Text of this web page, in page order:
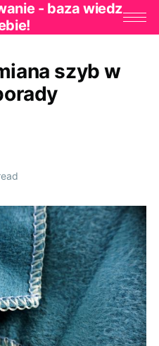
- baza wiedz
szyb w